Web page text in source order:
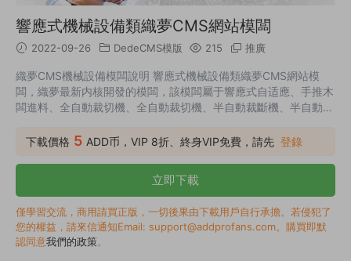
響應式機械設備類織夢CMS網站模闆
2022-09-26 DedeCMS模版 215 推廣
織夢CMS機械設備模闆說明 響應式機械設備類織夢CMS網站模
闆，織夢最新内核開發的模闆，該模闆屬于響應式自适應、手推木
闆進料、全自動裁切機、全自動裁切機、半自動裁斷機、半自動裁
可以适合各行業的企業網站！ 響應式自适應各種移動設備，同一
織夢CMS機械設備模闆安裝方法 1.将源碼完整上傳至網站目錄，
運行install ，即打開http://您的網址/install/index.ph...
下載價格 5 ADD币，VIP 8折、終身VIP免費，請先 登錄
立即下載
僅學習交流，商用請買正版，一切後果由下載用戶自行承擔。若侵犯了
您的權益，請來信通知Email: support@addprofans.com。購買即默
認同意我們的政策。